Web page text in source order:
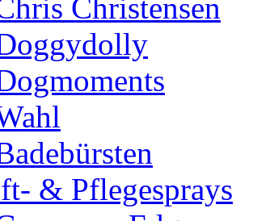
Christensen
& Pflegesprays